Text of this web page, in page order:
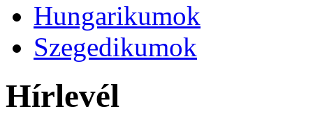
Hungarikumok
Szegedikumok
Hírlevél